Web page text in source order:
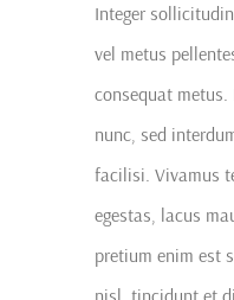
Integer
vel metus
consequat
nunc, sed
facilisi. Vivamus
egestas, lacus
pretium enim est
nisl, tincidunt et